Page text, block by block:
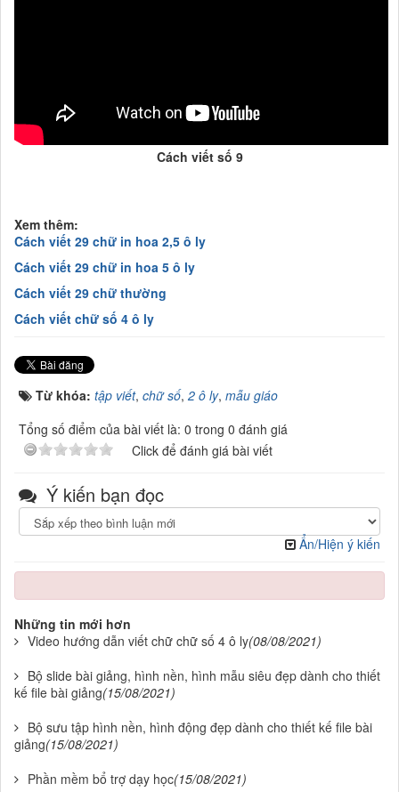
Cách viết số 9
Xem thêm:
Cách viết 29 chữ in hoa 2,5 ô ly
Cách viết 29 chữ in hoa 5 ô ly
Cách viết 29 chữ thường
Cách viết chữ số 4 ô ly
Từ khóa: tập viết, chữ số, 2 ô ly, mẫu giáo
Tổng số điểm của bài viết là: 0 trong 0 đánh giá
Click để đánh giá bài viết
Ý kiến bạn đọc
Ẩn/Hiện ý kiến
Những tin mới hơn
Video hướng dẫn viết chữ chữ số 4 ô ly(08/08/2021)
Bộ slide bài giảng, hình nền, hình mẫu siêu đẹp dành cho thiết
kế file bài giảng(15/08/2021)
Bộ sưu tập hình nền, hình động đẹp dành cho thiết kế file bài
giảng(15/08/2021)
Phần mềm bổ trợ dạy học(15/08/2021)